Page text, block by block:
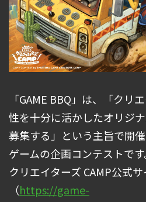
「GAME BBQ」は、「クリ
性を十分に活かしたオリジ
募集する」という主旨で開
ゲームの企画コンテストで
クリエイターズ CAMP公式
（https://game-